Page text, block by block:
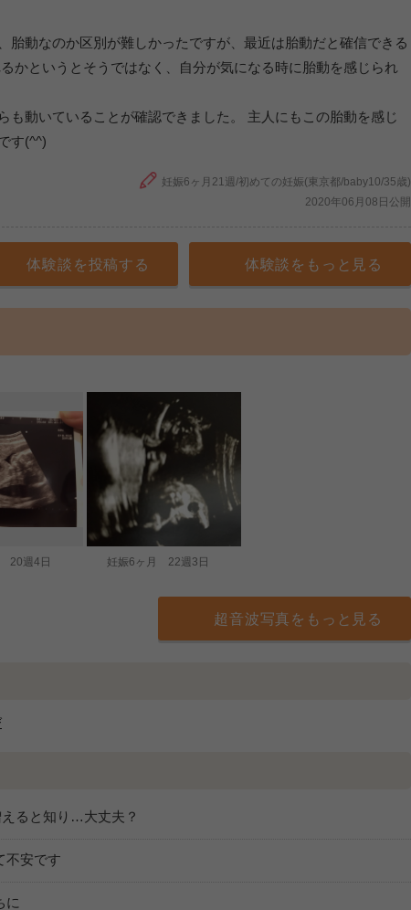
胎動なのか区別が難しかったですが、最近は胎動だと確信できる
かというとそうではなく、自分が気になる時に胎動を感じられ
も動いていることが確認できました。 主人にもこの胎動を感じ
す(^^)
妊娠6ヶ月21週/初めての妊娠(東京都/baby10/35歳)
2020年06月08日公開
体験談を投稿する 体験談をもっと見る
20週4日 妊娠6ヶ月 22週3日
超音波写真をもっと見る
ると知り…大丈夫？
不安です
に